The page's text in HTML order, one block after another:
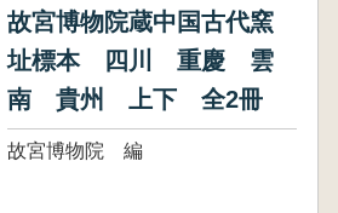
故宮博物院蔵中国古代窯
址標本 四川 重慶 雲
南 貴州 上下 全2冊
故宮博物院 編